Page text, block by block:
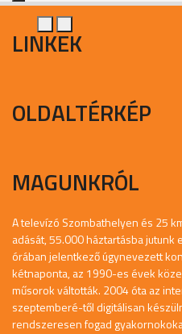
LINKEK
OLDALTÉRKÉP
MAGUNKRÓL
A televízó Szombathelyen és 25
adását, 55.000 háztartásba
órában jelentkező úgynevezett
kétnaponta, az 1990-es évek
műsorok váltották. 2004 óta az
szeptemberé-től digitálisan
rendszeresen fogad